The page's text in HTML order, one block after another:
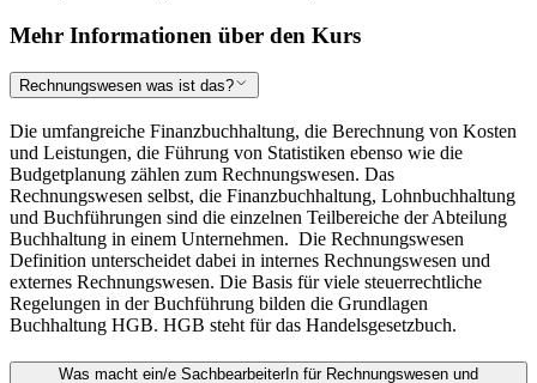
Mehr Informationen über den Kurs
Rechnungswesen was ist das?
Die umfangreiche Finanzbuchhaltung, die Berechnung von Kosten
und Leistungen, die Führung von Statistiken ebenso wie die
Budgetplanung zählen zum Rechnungswesen. Das
Rechnungswesen selbst, die Finanzbuchhaltung, Lohnbuchhaltung
und Buchführungen sind die einzelnen Teilbereiche der Abteilung
Buchhaltung in einem Unternehmen. Die Rechnungswesen
Definition unterscheidet dabei in internes Rechnungswesen und
externes Rechnungswesen. Die Basis für viele steuerrechtliche
Regelungen in der Buchführung bilden die Grundlagen
Buchhaltung HGB. HGB steht für das Handelsgesetzbuch.
Was macht ein/e SachbearbeiterIn für Rechnungswesen und